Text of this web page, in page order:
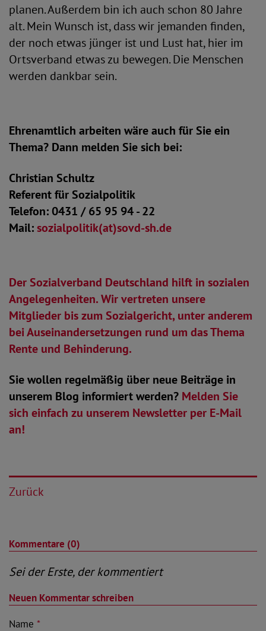
planen. Außerdem bin ich auch schon 80 Jahre
alt. Mein Wunsch ist, dass wir jemanden finden,
der noch etwas jünger ist und Lust hat, hier im
Ortsverband etwas zu bewegen. Die Menschen
werden dankbar sein.
Ehrenamtlich arbeiten wäre auch für Sie ein
Thema? Dann melden Sie sich bei:
Christian Schultz
Referent für Sozialpolitik
Telefon: 0431 / 65 95 94 - 22
Mail:sozialpolitik(at)sovd-sh.de
Der Sozialverband Deutschland hilft in sozialen
Angelegenheiten. Wir vertreten unsere
Mitglieder bis zum Sozialgericht, unter anderem
bei Auseinandersetzungen rund um das Thema
Rente und Behinderung.
Sie wollen regelmäßig über neue Beiträge in
unserem Blog informiert werden? Melden Sie
sich einfach zu unserem Newsletter per E-Mail
an!
Zurück
Kommentare (0)
Sei der Erste, der kommentiert
Neuen Kommentar schreiben
Name *